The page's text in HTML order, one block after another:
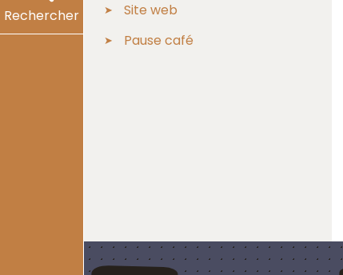
Rechercher
Site web
Pause café